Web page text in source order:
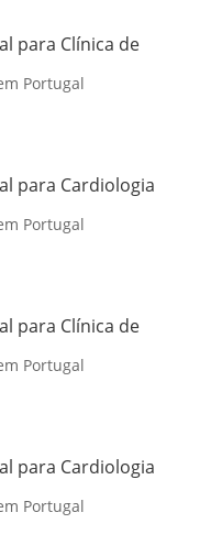
para Clínica de
Portugal
para Cardiologia
Portugal
para Clínica de
Portugal
para Cardiologia
Portugal